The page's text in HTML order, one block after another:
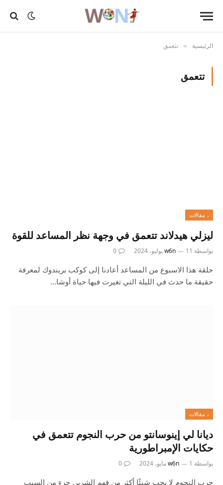
الرئيسية » تتعمق
تتعمق
، مقالات
ليزلي هيدلاند تتعمق في وجهة نظر المساعد للقوة
بواسطة w6n 11 يوليو، 2024 0
حلقة هذا الاسبوع من المساعد أعادنا إلى كوكب بريندوك لمعرفة
حقيقة ما حدث في الليلة التي تغيرت فيها حياة أوشا…
، مقالات
ديانا لي إينوسانتو من حرب النجوم تتعمق في
حكايات الإمبراطورية
بواسطة w6n 1 مايو، 2024 0
حرب النجوم لا يحب شيئًا أكثر من فهم الشرير. جزء من السبب